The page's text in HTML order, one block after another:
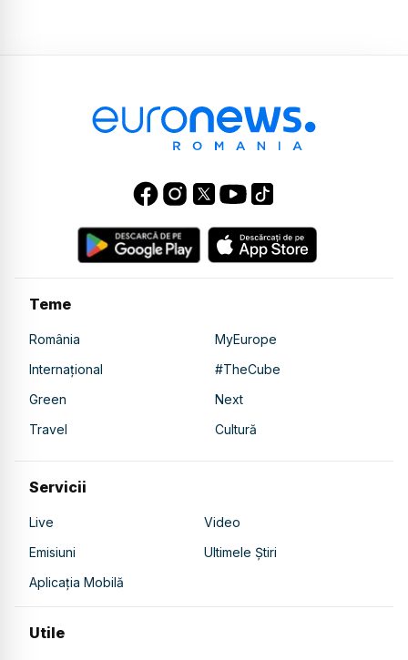
Teme
România
MyEurope
Internațional
#TheCube
Green
Next
Travel
Cultură
Servicii
Live
Video
Emisiuni
Ultimele Știri
Aplicația Mobilă
Utile